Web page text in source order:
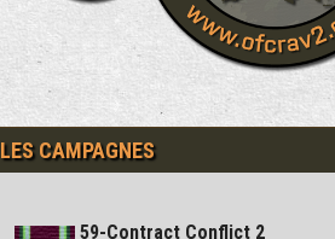
LES CAMPAGNES
59-Contract Conflict 2